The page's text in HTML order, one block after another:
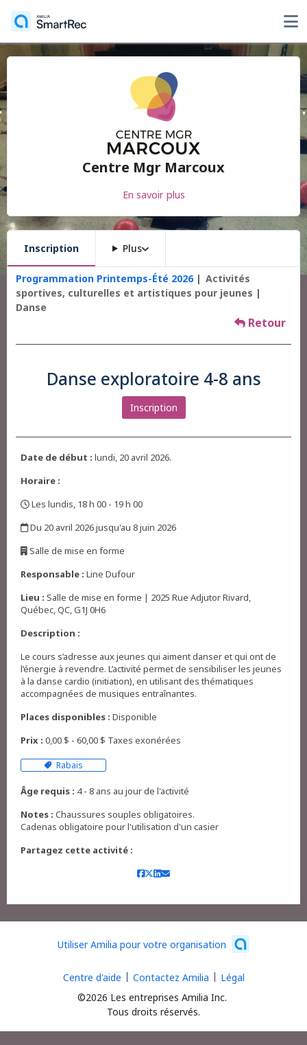
Centre Mgr Marcoux
En savoir plus
Inscription Plus
Programmation Printemps-Été 2026
Activités
sportives, culturelles et artistiques pour jeunes
Danse
Retour
Danse exploratoire 4-8 ans
Inscription
Date de début : lundi, 20 avril 2026.
Horaire :
Les lundis, 18 h 00 - 19 h 00
Du 20 avril 2026 jusqu'au 8 juin 2026
Salle de mise en forme
Responsable : Line Dufour
Lieu : Salle de mise en forme | 2025 Rue Adjutor Rivard,
Québec, QC, G1J 0H6
Description :
Le cours s’adresse aux jeunes qui aiment danser et qui ont de
l’énergie à revendre. L’activité permet de sensibiliser les jeunes
à la danse cardio (initiation), en utilisant des thématiques
accompagnées de musiques entraînantes.
Places disponibles : Disponible
Prix : 0,00 $ - 60,00 $ Taxes exonérées
Rabais
Âge requis : 4 - 8 ans au jour de l'activité
Notes : Chaussures souples obligatoires.
Partagez cette activité :
Utiliser Amilia pour votre organisation
©2026 Les entreprises Amilia Inc.
Tous droits réservés.
Centre d'aide Contactez Amilia Légal